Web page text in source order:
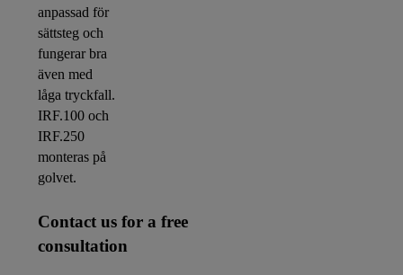
anpassad för
sättsteg och
fungerar bra
även med
låga tryckfall.
IRF.100 och
IRF.250
monteras på
golvet.
Contact us for a free
consultation